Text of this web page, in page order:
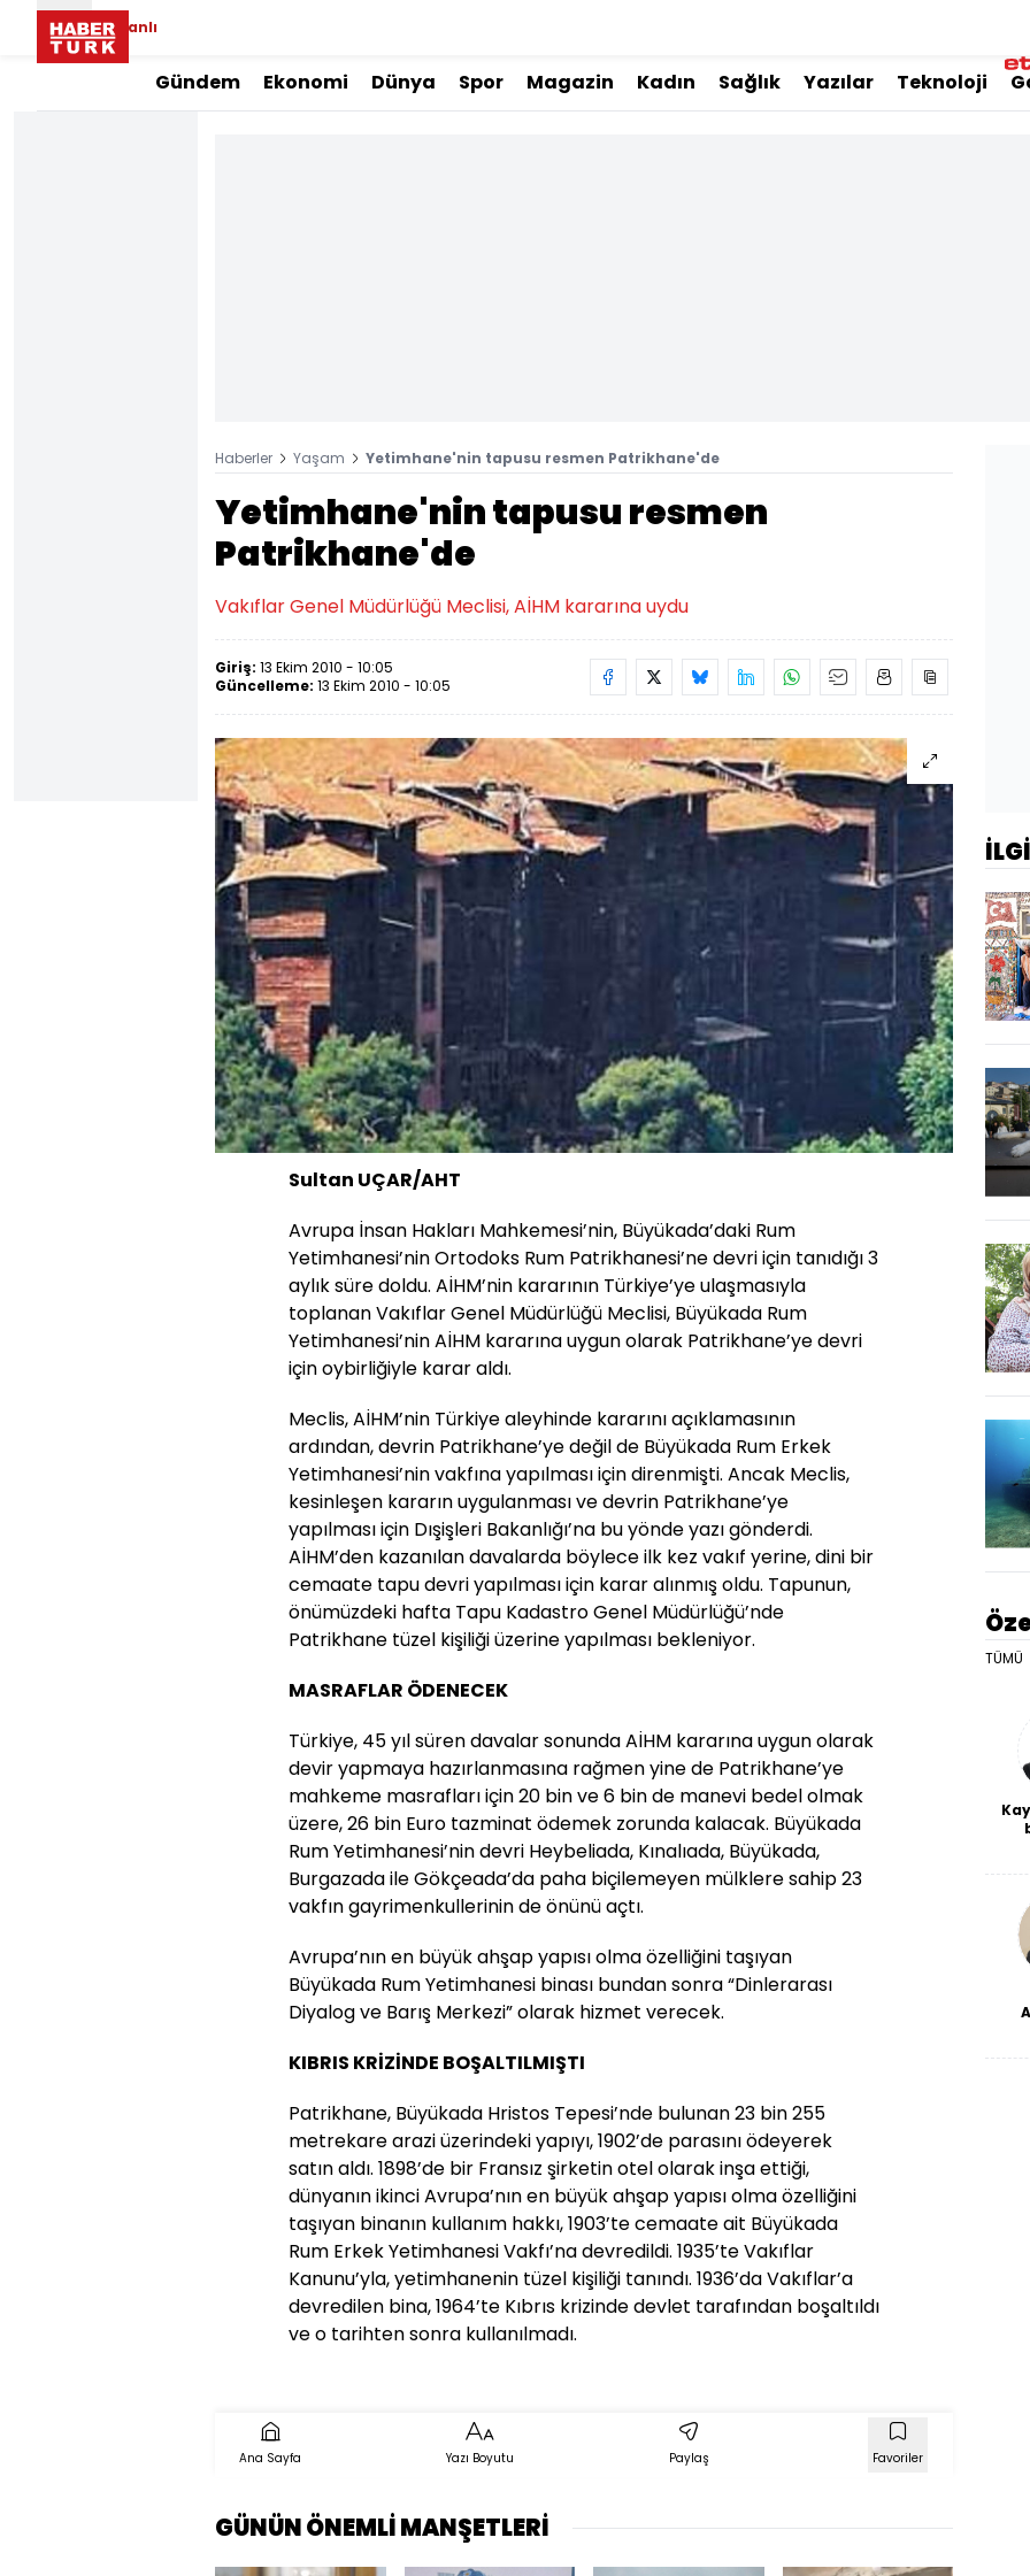
Canlı
Gündem Ekonomi Dünya Spor Magazin Kadın Sağlık Yazılar Teknoloji
Haberler Yaşam Yetimhane'nin tapusu resmen Patrikhane'de
Yetimhane'nin tapusu resmen
Patrikhane'de
Vakıflar Genel Müdürlüğü Meclisi, AİHM kararına uydu
Giriş: 13 Ekim 2010 - 10:05
Güncelleme: 13 Ekim 2010 - 10:05
Sultan UÇAR/AHT
Avrupa İnsan Hakları Mahkemesi’nin, Büyükada’daki Rum
Yetimhanesi’nin Ortodoks Rum Patrikhanesi’ne devri için tanıdığı 3
aylık süre doldu. AİHM’nin kararının Türkiye’ye ulaşmasıyla
toplanan Vakıflar Genel Müdürlüğü Meclisi, Büyükada Rum
Yetimhanesi’nin AİHM kararına uygun olarak Patrikhane’ye devri
için oybirliğiyle karar aldı.
Meclis, AİHM’nin Türkiye aleyhinde kararını açıklamasının
ardından, devrin Patrikhane’ye değil de Büyükada Rum Erkek
Yetimhanesi’nin vakfına yapılması için direnmişti. Ancak Meclis,
kesinleşen kararın uygulanması ve devrin Patrikhane’ye
yapılması için Dışişleri Bakanlığı’na bu yönde yazı gönderdi.
AİHM’den kazanılan davalarda böylece ilk kez vakıf yerine, dini bir
cemaate tapu devri yapılması için karar alınmış oldu. Tapunun,
önümüzdeki hafta Tapu Kadastro Genel Müdürlüğü’nde
Patrikhane tüzel kişiliği üzerine yapılması bekleniyor.
MASRAFLAR ÖDENECEK
Türkiye, 45 yıl süren davalar sonunda AİHM kararına uygun olarak
devir yapmaya hazırlanmasına rağmen yine de Patrikhane’ye
mahkeme masrafları için 20 bin ve 6 bin de manevi bedel olmak
üzere, 26 bin Euro tazminat ödemek zorunda kalacak. Büyükada
Rum Yetimhanesi’nin devri Heybeliada, Kınalıada, Büyükada,
Burgazada ile Gökçeada’da paha biçilemeyen mülklere sahip 23
vakfın gayrimenkullerinin de önünü açtı.
Avrupa’nın en büyük ahşap yapısı olma özelliğini taşıyan
Büyükada Rum Yetimhanesi binası bundan sonra “Dinlerarası
Diyalog ve Barış Merkezi” olarak hizmet verecek.
KIBRIS KRİZİNDE BOŞALTILMIŞTI
Patrikhane, Büyükada Hristos Tepesi’nde bulunan 23 bin 255
metrekare arazi üzerindeki yapıyı, 1902’de parasını ödeyerek
satın aldı. 1898’de bir Fransız şirketin otel olarak inşa ettiği,
dünyanın ikinci Avrupa’nın en büyük ahşap yapısı olma özelliğini
taşıyan binanın kullanım hakkı, 1903’te cemaate ait Büyükada
Rum Erkek Yetimhanesi Vakfı’na devredildi. 1935’te Vakıflar
Kanunu’yla, yetimhanenin tüzel kişiliği tanındı. 1936’da Vakıflar’a
devredilen bina, 1964’te Kıbrıs krizinde devlet tarafından boşaltıldı
ve o tarihten sonra kullanılmadı.
Ana Sayfa Yazı Boyutu Paylaş Favoriler
GÜNÜN ÖNEMLİ MANŞETLERİ
TÜMÜ